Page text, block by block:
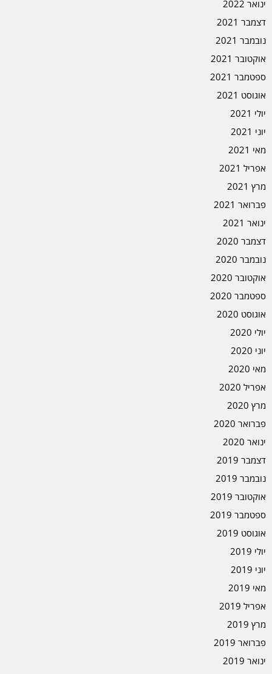
ינואר 2022
דצמבר 2021
נובמבר 2021
אוקטובר 2021
ספטמבר 2021
אוגוסט 2021
יולי 2021
יוני 2021
מאי 2021
אפריל 2021
מרץ 2021
פברואר 2021
ינואר 2021
דצמבר 2020
נובמבר 2020
אוקטובר 2020
ספטמבר 2020
אוגוסט 2020
יולי 2020
יוני 2020
מאי 2020
אפריל 2020
מרץ 2020
פברואר 2020
ינואר 2020
דצמבר 2019
נובמבר 2019
אוקטובר 2019
ספטמבר 2019
אוגוסט 2019
יולי 2019
יוני 2019
מאי 2019
אפריל 2019
מרץ 2019
פברואר 2019
ינואר 2019